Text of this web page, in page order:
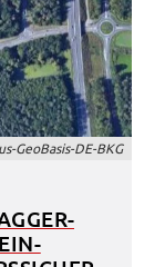
GeoBa­sis-DE-BKG